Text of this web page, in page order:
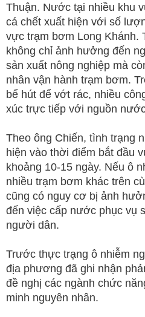
Thuận. Nước tại nhiều khu
cá chết xuất hiện với số
vực trạm bơm Long Khánh.
không chỉ ảnh hưởng đến
sản xuất nông nghiệp mà
nhân vận hành trạm bơm.
bể hút để vớt rác, nhiều
xúc trực tiếp với nguồn
Theo ông Chiến, tình trạng
hiện vào thời điểm bắt đầu
khoảng 10-15 ngày. Nếu ô
nhiều trạm bơm khác trên
cũng có nguy cơ bị ảnh
đến việc cấp nước phục vụ
người dân.
Trước thực trạng ô nhiễm
địa phương đã ghi nhận
đề nghị các ngành chức
minh nguyên nhân.